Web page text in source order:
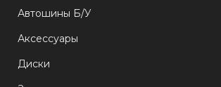
Автошины Б/У
Аксессуары
Диски